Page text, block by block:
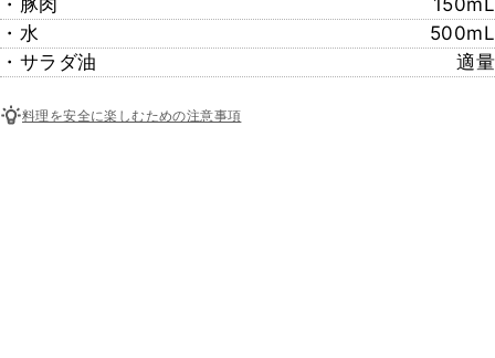
・豚肉
150mL
・水
500mL
・サラダ油
適量
料理を安全に楽しむための注意事項